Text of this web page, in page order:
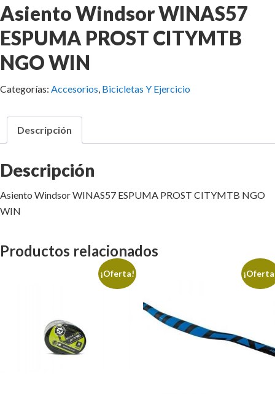
Asiento Windsor WINAS57
ESPUMA PROST CITYMTB
NGO WIN
Categorías: Accesorios, Bicicletas Y Ejercicio
Descripción
Descripción
Asiento Windsor WINAS57 ESPUMA PROST CITYMTB NGO
WIN
Productos relacionados
¡Oferta!